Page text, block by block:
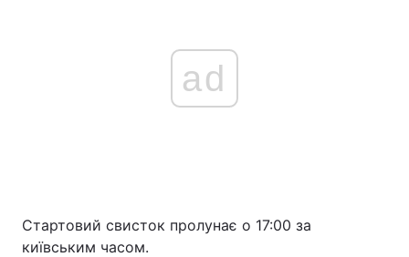
ad
Стартовий свисток пролунає о 17:00 за
київським часом.